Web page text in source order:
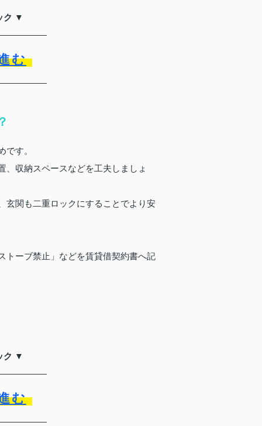
ク ▼
む
す。
、収納スペースなどを工夫しましょ
玄関も二重ロックにすることでより安
トーブ禁止」などを賃貸借契約書へ記
ク ▼
む